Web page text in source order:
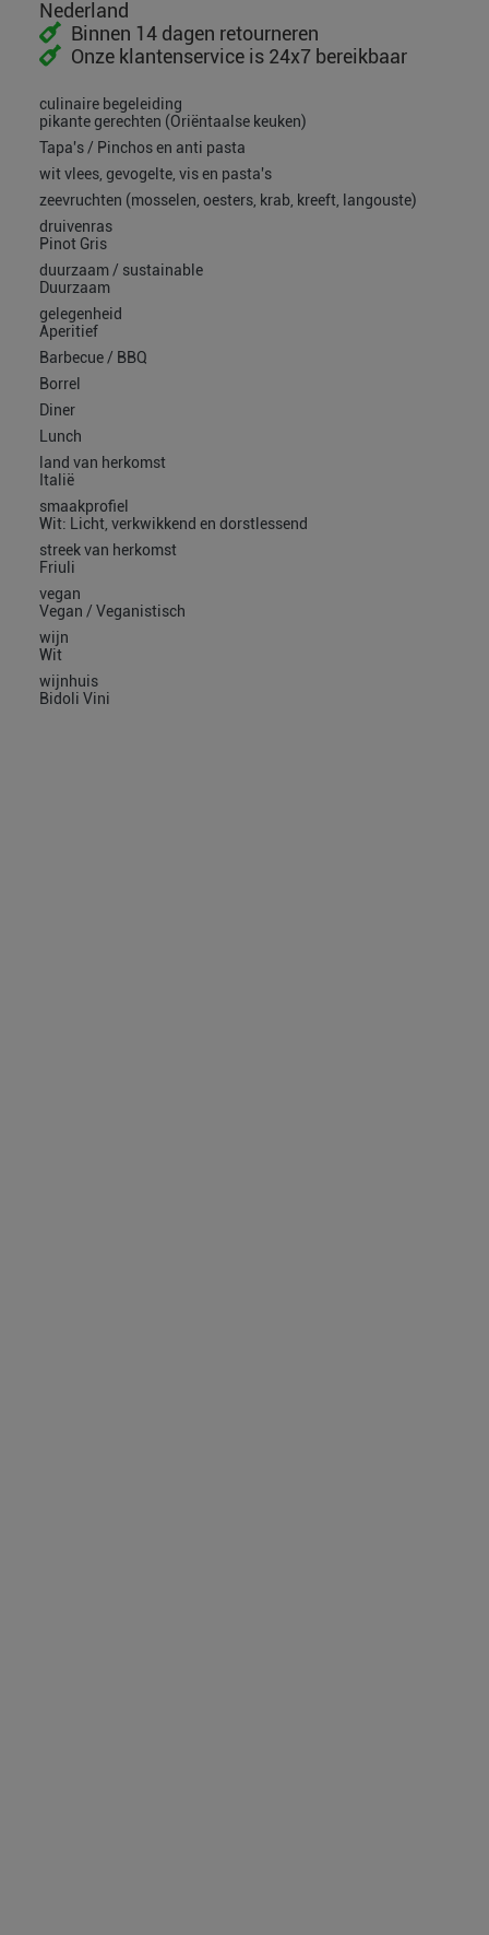
Nederland
Binnen 14 dagen retourneren
Onze klantenservice is 24x7 bereikbaar
culinaire begeleiding
pikante gerechten (Oriëntaalse keuken)
Tapa's / Pinchos en anti pasta
wit vlees, gevogelte, vis en pasta's
zeevruchten (mosselen, oesters, krab, kreeft, langouste)
druivenras
Pinot Gris
duurzaam / sustainable
Duurzaam
gelegenheid
Aperitief
Barbecue / BBQ
Borrel
Diner
Lunch
land van herkomst
Italië
smaakprofiel
Wit: Licht, verkwikkend en dorstlessend
streek van herkomst
Friuli
vegan
Vegan / Veganistisch
wijn
Wit
wijnhuis
Bidoli Vini